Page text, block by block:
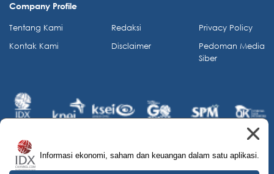
Informasi ekonomi, saham dan keuangan dalam satu aplikasi.
Company Profile
Tentang Kami
Kontak Kami
Redaksi
Disclaimer
Privacy Policy
Pedoman Media
Siber
© 2026 IDX Channel. All Rights Reserved.